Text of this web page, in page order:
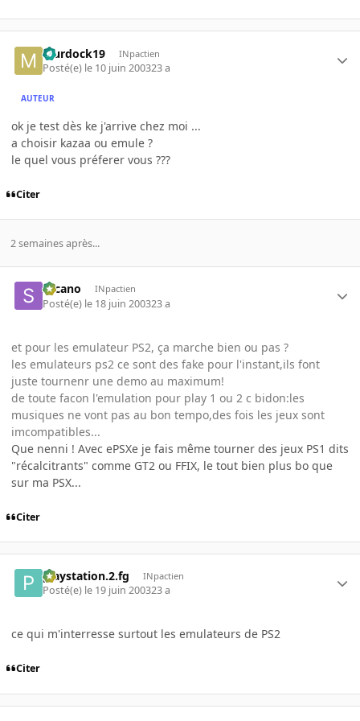
Murdock19 INpactien
Posté(e) le 10 juin 200323 a
AUTEUR
ok je test dès ke j'arrive chez moi ...
a choisir kazaa ou emule ?
le quel vous préferer vous ???
Citer
2 semaines après...
slicano INpactien
Posté(e) le 18 juin 200323 a
et pour les emulateur PS2, ça marche bien ou pas ?
les emulateurs ps2 ce sont des fake pour l'instant,ils font
juste tournenr une demo au maximum!
de toute facon l'emulation pour play 1 ou 2 c bidon:les
musiques ne vont pas au bon tempo,des fois les jeux sont
imcompatibles...
Que nenni ! Avec ePSXe je fais même tourner des jeux PS1 dits
"récalcitrants" comme GT2 ou FFIX, le tout bien plus bo que
sur ma PSX...
Citer
playstation.2.fg INpactien
Posté(e) le 19 juin 200323 a
ce qui m'interresse surtout les emulateurs de PS2
Citer